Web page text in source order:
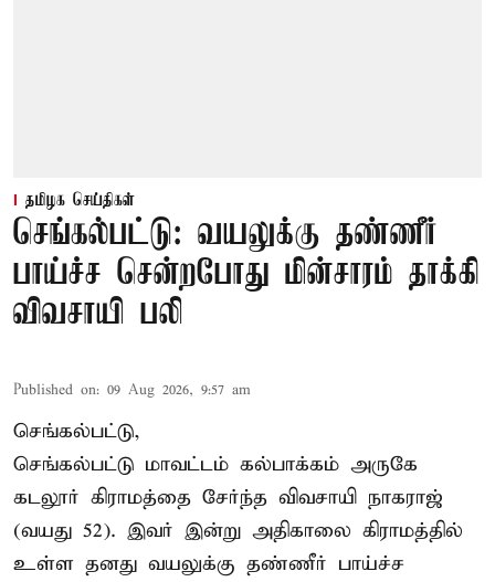
தமிழக செய்திகள்
செங்கல்பட்டு: வயலுக்கு தண்ணீர்
பாய்ச்ச சென்றபோது மின்சாரம் தாக்கி
விவசாயி பலி
Published on: 09 Aug 2026, 9:57 am
செங்கல்பட்டு,
செங்கல்பட்டு மாவட்டம் கல்பாக்கம் அருகே
கடலூர் கிராமத்தை சேர்ந்த விவசாயி நாகராஜ்
(வயது 52). இவர் இன்று அதிகாலை கிராமத்தில்
உள்ள தனது வயலுக்கு தண்ணீர் பாய்ச்ச